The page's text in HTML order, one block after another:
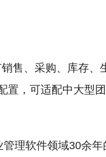
售、采购、库存
，可适配中大型团
理软件领域30余